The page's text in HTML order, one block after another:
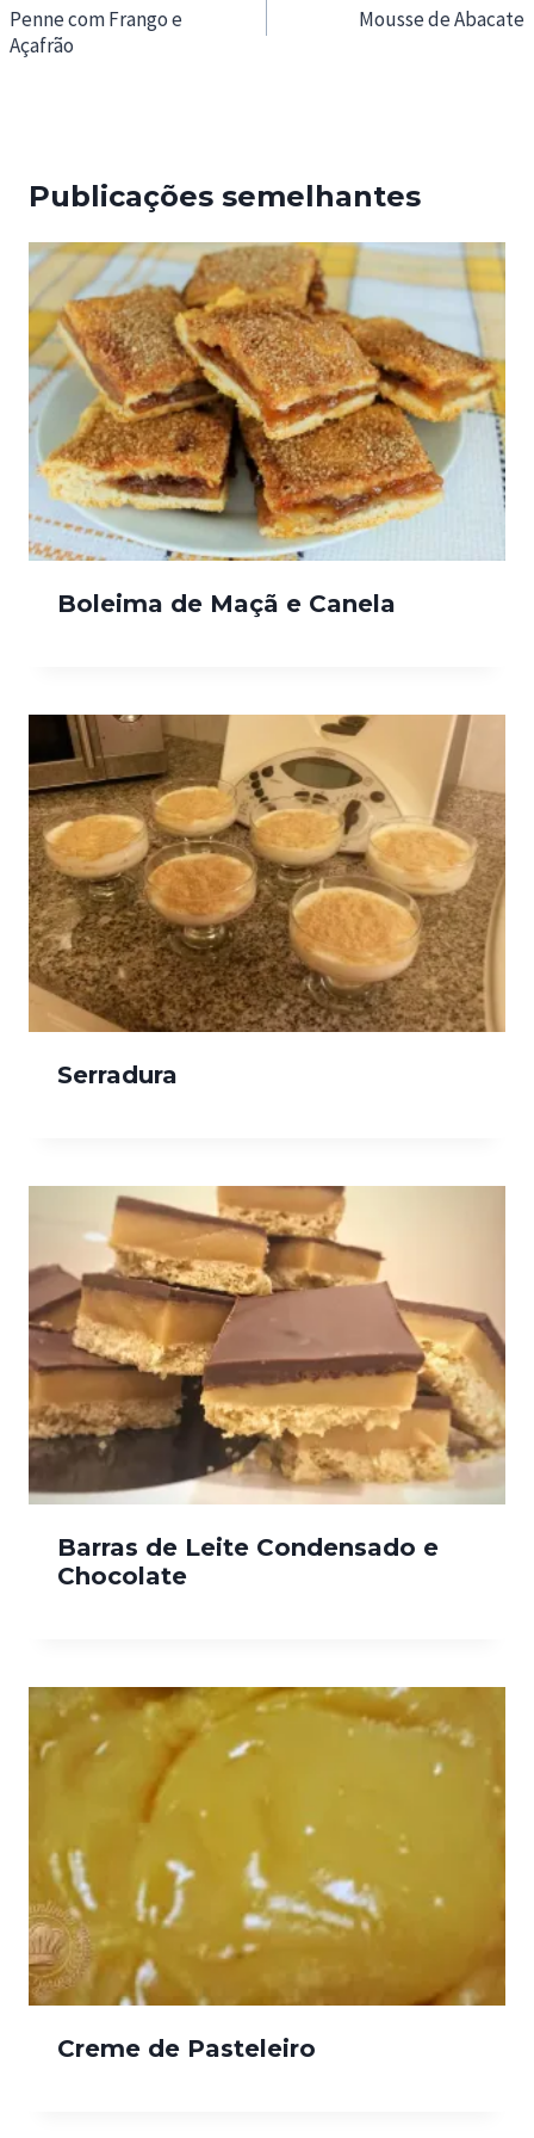
de
artigos
Penne com Frango e
Açafrão
Mousse de Abacate
Publicações semelhantes
Boleima de Maçã e Canela
Serradura
Barras de Leite Condensado e
Chocolate
Creme de Pasteleiro